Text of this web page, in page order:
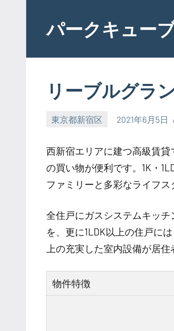
contentパークキュー
リーブルグラ
東京都新宿区 2021年6月5日
西新宿エリアに建つ高級賃
の買い物が便利です。1K・
ファミリーと多彩なライフス
全住戸にガスシステムキッ
を、更に1LDK以上の住戸に
上の充実した室内設備が居
物件特徴